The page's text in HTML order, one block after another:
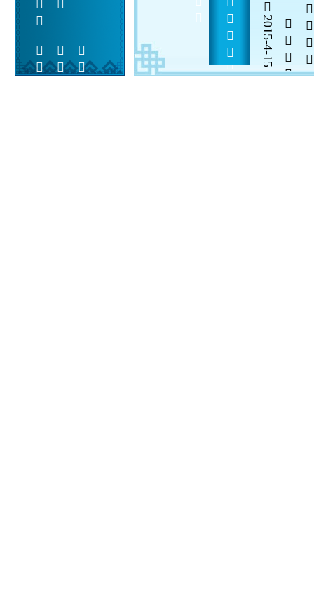
 
2015-4-15